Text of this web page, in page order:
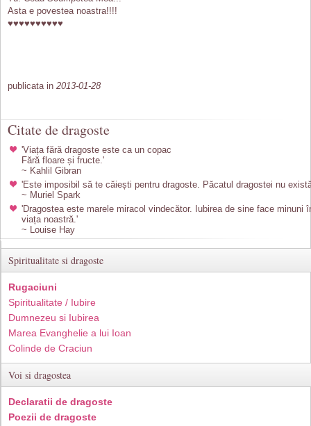
Asta e povestea noastra!!!!
♥♥♥♥♥♥♥♥♥♥
publicata in 2013-01-28
Citate de dragoste
'Viața fără dragoste este ca un copac
Fără floare și fructe.'
~ Kahlil Gibran
'Este imposibil să te căiești pentru dragoste. Păcatul dragostei nu
~ Muriel Spark
'Dragostea este marele miracol vindecător. Iubirea de sine face minuni
viața noastră.'
~ Louise Hay
Spiritualitate si dragoste
Rugaciuni
Spiritualitate / Iubire
Dumnezeu si Iubirea
Marea Evanghelie a lui Ioan
Colinde de Craciun
Voi si dragostea
Declaratii de dragoste
Poezii de dragoste